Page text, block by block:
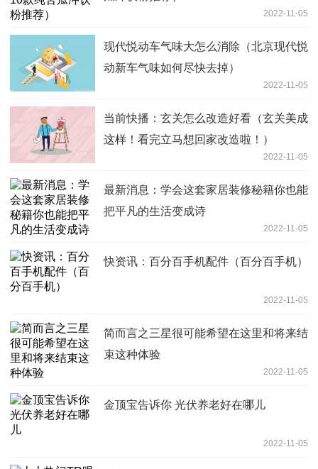
2022-11-05
现代悦动车气味大怎么消除（北京现代悦
动新车气味如何尽快去掉）
2022-11-05
当前快播：玄关怎么改造好看（玄关美成
这样！看完立马想回家改造啦！）
2022-11-05
最新消息：学会这套家居装修秘籍你也能
把平凡的生活变成诗
2022-11-05
快资讯：百分百手机配件（百分百手机）
2022-11-05
简而言之三星很可能希望在这里和将来结
束这种体验
2022-11-05
金顶宝告诉你 光伏养老好在哪儿
2022-11-05